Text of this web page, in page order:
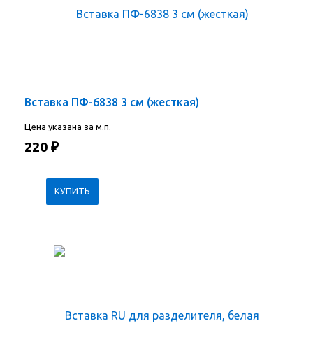
Вставка ПФ-6838 3 см (жесткая)
Цена указана за м.п.
220 ₽